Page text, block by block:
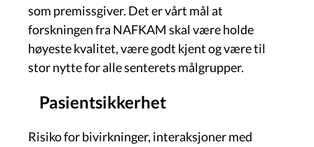
som premissgiver. Det er vårt mål at
forskningen fra NAFKAM skal være holde
høyeste kvalitet, være godt kjent og være til
stor nytte for alle senterets målgrupper.
Pasientsikkerhet
Risiko for bivirkninger, interaksjoner med